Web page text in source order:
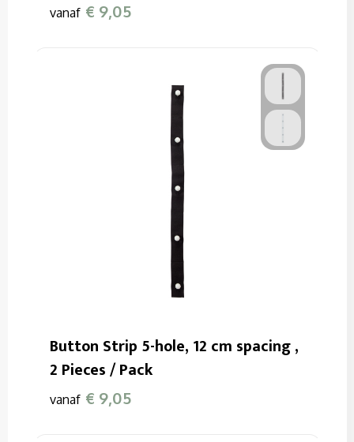
vanaf € 9,05
Button Strip 5-hole, 12 cm spacing ,
2 Pieces / Pack
vanaf € 9,05